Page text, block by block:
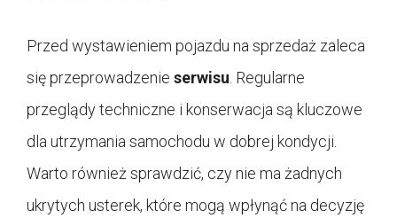
Przed wystawieniem pojazdu na sprzedaż zaleca
się przeprowadzenie serwisu . Regularne
przeglądy techniczne i konserwacja są kluczowe
dla utrzymania samochodu w dobrej kondycji.
Warto również sprawdzić, czy nie ma żadnych
ukrytych usterek, które mogą wpłynąć na decyzję